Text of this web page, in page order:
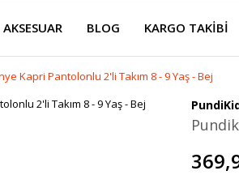
AKSESUAR BLOG KARGO TAKİBİ
Kapri Pantolonlu 2'li Takım 8 - 9 Yaş - Bej